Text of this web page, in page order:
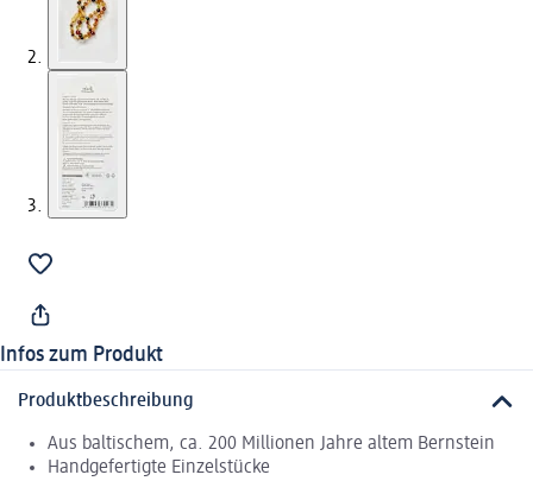
Infos zum Produkt
Produktbeschreibung
Aus baltischem, ca. 200 Millionen Jahre altem Bernstein
Handgefertigte Einzelstücke